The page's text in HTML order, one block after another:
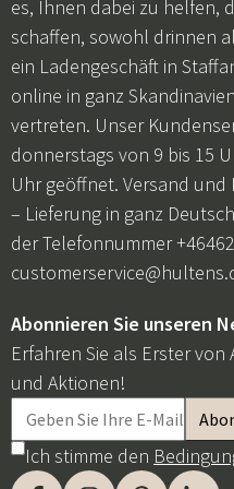
es, Ihnen dabei zu helfen,
schaffen, sowohl drinnen
ein Ladengeschäft in
online in ganz
vertreten. Unser
donnerstags von 9 bis 15
Uhr geöffnet. Versand und
– Lieferung in ganz
der Telefonnummer
Abonnieren Sie unseren
Erfahren Sie als Erster
und Aktionen!
Ich stimme den